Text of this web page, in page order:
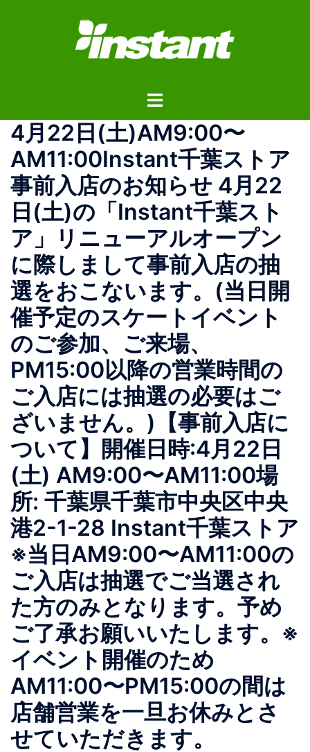
ス
ト
ル
ニ
ュ
ー
4月22日(土)AM9:00〜
AM11:00Instant千葉ストア
事前入店のお知らせ 4月22
日(土)の「Instant千葉スト
ア」リニューアルオープン
に際しまして事前入店の抽
選をおこないます。(当日開
催予定のスケートイベント
のご参加、ご来場、
PM15:00以降の営業時間の
ご入店には抽選の必要はご
ざいません。)【事前入店に
ついて】開催日時:4月22日
(土) AM9:00〜AM11:00場
所: 千葉県千葉市中央区中央
港2-1-28 Instant千葉ストア
※当日AM9:00〜AM11:00の
ご入店は抽選でご当選され
た方のみとなります。予め
ご了承お願いいたします。※
イベント開催のため
AM11:00〜PM15:00の間は
店舗営業を一旦お休みとさ
せていただきます。